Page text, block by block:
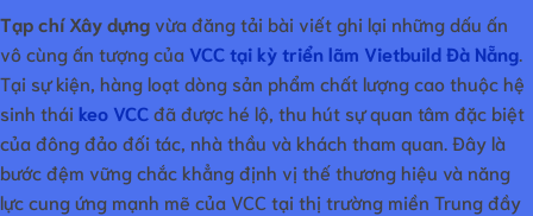
Tạp chí Xây dựngvừa đăng tải bài viết ghi lại những dấu ấn
vô cùng ấn tượng của VCC tại kỳ triển lãm Vietbuild Đà Nẵng
Tại sự kiện, hàng loạt dòng sản phẩm chất lượng cao thuộc hệ
sinh thái keo VCC đã được hé lộ, thu hút sự quan tâm đặc biệt
của đông đảo đối tác, nhà thầu và khách tham quan. Đây là
bước đệm vững chắc khẳng định vị thế thương hiệu và năng
lực cung ứng mạnh mẽ của VCC tại thị trường miền Trung đầy